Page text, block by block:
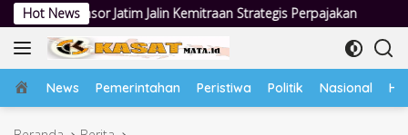
Langsung
ke
konten
Hot News
Kemitraan Strategis Perpajakan Jumat Berkah Polsek
Home
News Pemerintahan Peristiwa Politik Nasional